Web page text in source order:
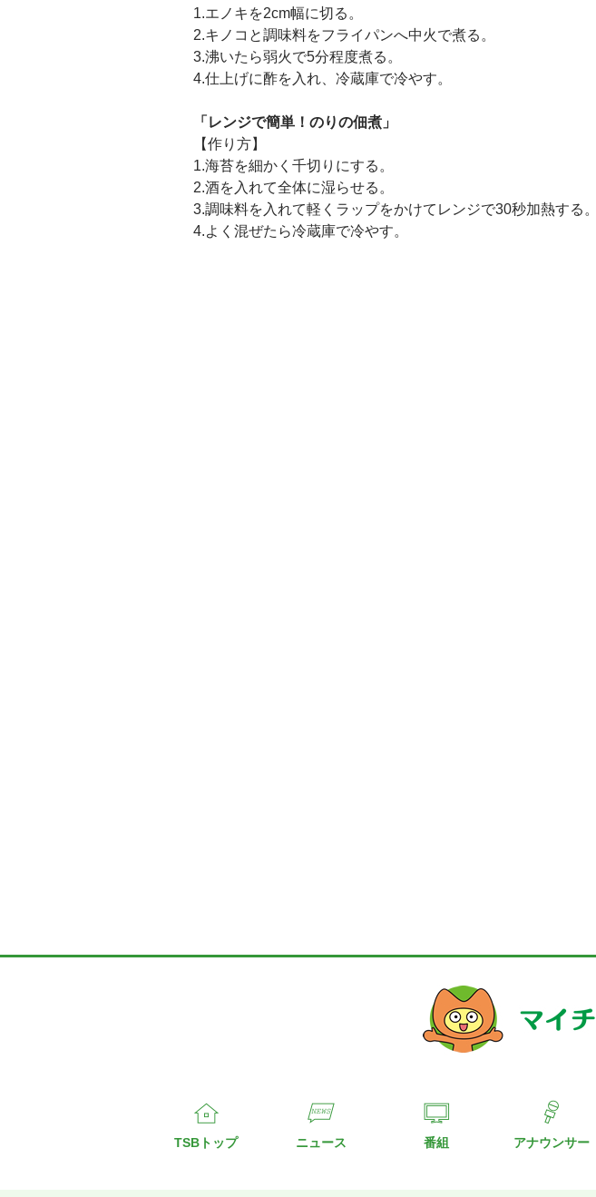
1.エノキを2cm幅に切る。
2.キノコと調味料をフライパンへ中火で煮る。
3.沸いたら弱火で5分程度煮る。
4.仕上げに酢を入れ、冷蔵庫で冷やす。
「レンジで簡単！のりの佃煮」
【作り方】
1.海苔を細かく千切りにする。
2.酒を入れて全体に湿らせる。
3.調味料を入れて軽くラップをかけてレンジで30秒加熱する。
4.よく混ぜたら冷蔵庫で冷やす。
TSBトップ ニュース 番組 アナウンサー